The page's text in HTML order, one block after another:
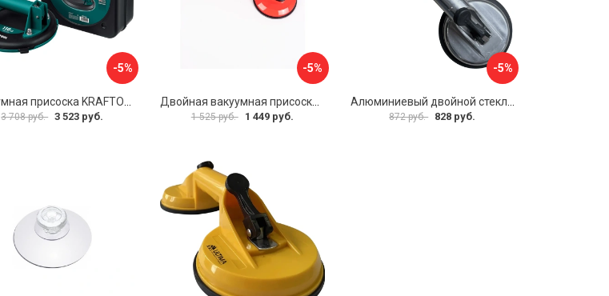
-5%
3 708 руб. 3 523 руб.
-5%
1 525 руб. 1 449 руб.
-5%
872 руб. 828 руб.